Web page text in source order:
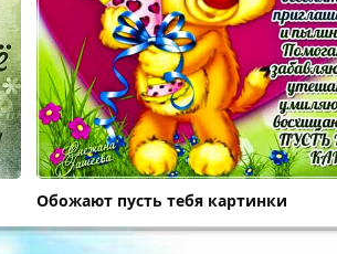
Обожают пусть тебя картинки